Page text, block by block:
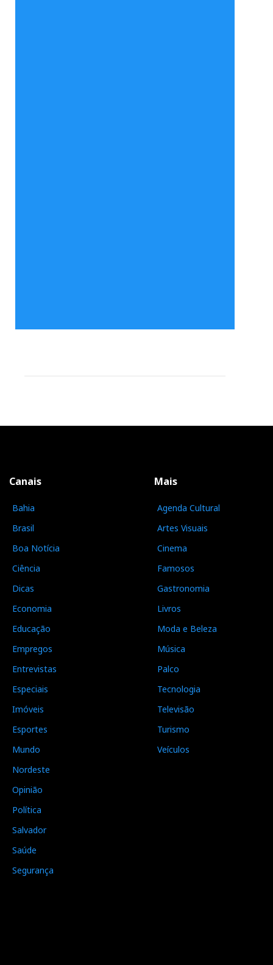
Canais
Bahia
Brasil
Boa Notícia
Ciência
Dicas
Economia
Educação
Empregos
Entrevistas
Especiais
Imóveis
Esportes
Mundo
Nordeste
Opinião
Política
Salvador
Saúde
Segurança
Mais
Agenda Cultural
Artes Visuais
Cinema
Famosos
Gastronomia
Livros
Moda e Beleza
Música
Palco
Tecnologia
Televisão
Turismo
Veículos